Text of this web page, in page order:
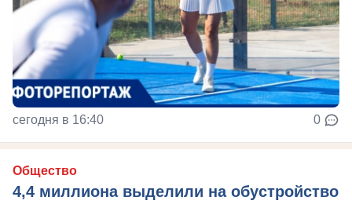
сегодня в 16:40 0
Общество
4,4 миллиона выделили на обустройство